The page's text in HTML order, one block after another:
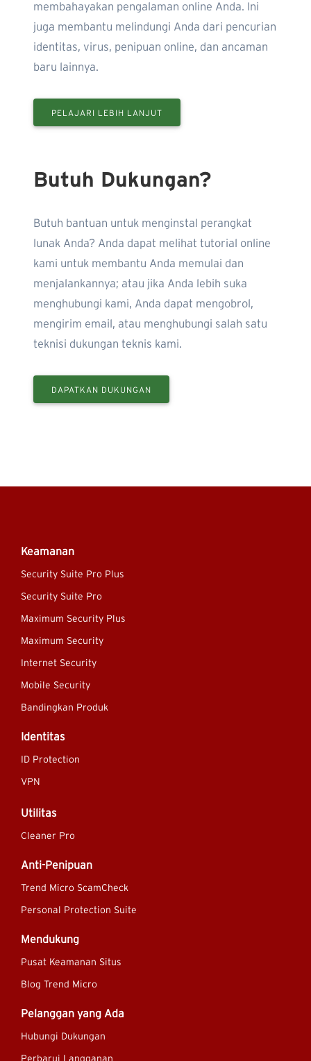
membahayakan pengalaman online Anda. Ini
juga membantu melindungi Anda dari pencurian
identitas, virus, penipuan online, dan ancaman
baru lainnya.
PELAJARI LEBIH LANJUT
Butuh Dukungan?
Butuh bantuan untuk menginstal perangkat
lunak Anda? Anda dapat melihat tutorial online
kami untuk membantu Anda memulai dan
menjalankannya; atau jika Anda lebih suka
menghubungi kami, Anda dapat mengobrol,
mengirim email, atau menghubungi salah satu
teknisi dukungan teknis kami.
DAPATKAN DUKUNGAN
Keamanan
Security Suite Pro Plus
Security Suite Pro
Maximum Security Plus
Maximum Security
Internet Security
Mobile Security
Bandingkan Produk
Identitas
ID Protection
VPN
Utilitas
Cleaner Pro
Anti-Penipuan
Trend Micro ScamCheck
Personal Protection Suite
Mendukung
Pusat Keamanan Situs
Blog Trend Micro
Pelanggan yang Ada
Hubungi Dukungan
Perbarui Langganan